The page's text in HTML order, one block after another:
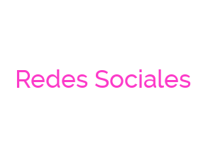
Redes Sociales